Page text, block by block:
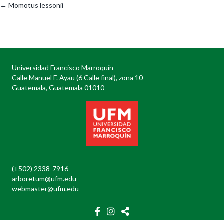
Posts
← Momotus lessonii
Universidad Francisco Marroquín
Calle Manuel F. Ayau (6 Calle final), zona 10
Guatemala, Guatemala 01010
(+502) 2338-7916
arboretum@ufm.edu
webmaster@ufm.edu